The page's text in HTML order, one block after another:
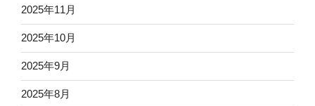
2025年11月
2025年10月
2025年9月
2025年8月